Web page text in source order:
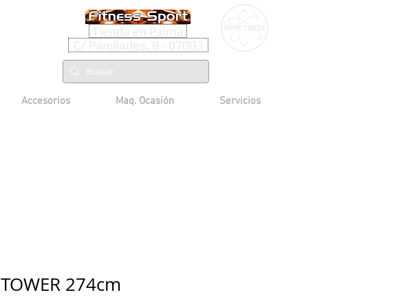
Tienda en Palma
C/ Parellades, 8 - 07003
Accesorios Maq. Ocasión Servicios
TOWER 274cm